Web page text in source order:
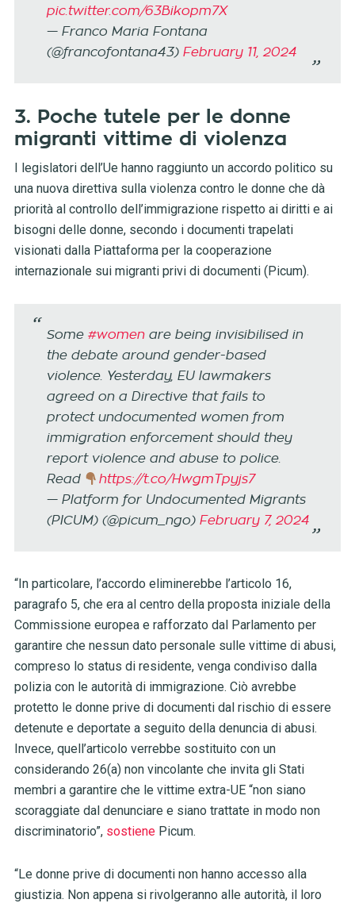
pic.twitter.com/63Bikopm7X
— Franco Maria Fontana
(@francofontana43) February 11, 2024
3. Poche tutele per le donne
migranti vittime di violenza
I legislatori dell’Ue hanno raggiunto un accordo politico su
una nuova direttiva sulla violenza contro le donne che dà
priorità al controllo dell’immigrazione rispetto ai diritti e ai
bisogni delle donne, secondo i documenti trapelati
visionati dalla Piattaforma per la cooperazione
internazionale sui migranti privi di documenti (Picum).
Some #womenare being invisibilised in
the debate around gender-based
violence. Yesterday, EU lawmakers
agreed on a Directive that fails to
protect undocumented women from
immigration enforcement should they
report violence and abuse to police.
Read
https://t.co/HwgmTpyjs7
— Platform for Undocumented Migrants
(PICUM) (@picum_ngo) February 7, 2024
“In particolare, l’accordo eliminerebbe l’articolo 16,
paragrafo 5, che era al centro della proposta iniziale della
Commissione europea e rafforzato dal Parlamento per
garantire che nessun dato personale sulle vittime di abusi,
compreso lo status di residente, venga condiviso dalla
polizia con le autorità di immigrazione. Ciò avrebbe
protetto le donne prive di documenti dal rischio di essere
detenute e deportate a seguito della denuncia di abusi.
Invece, quell’articolo verrebbe sostituito con un
considerando 26(a) non vincolante che invita gli Stati
membri a garantire che le vittime extra-UE “non siano
scoraggiate dal denunciare e siano trattate in modo non
discriminatorio”, sostienePicum.
“Le donne prive di documenti non hanno accesso alla
giustizia. Non appena si rivolgeranno alle autorità, il loro